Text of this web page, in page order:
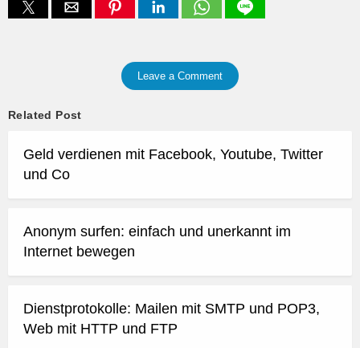
Leave a Comment
Related Post
Geld verdienen mit Facebook, Youtube, Twitter
und Co
Anonym surfen: einfach und unerkannt im
Internet bewegen
Dienstprotokolle: Mailen mit SMTP und POP3,
Web mit HTTP und FTP